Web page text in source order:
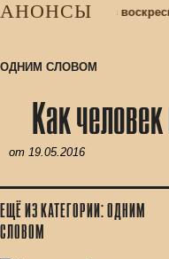
АНОНСЫ
Набор учащихся в
ОДНИМ СЛОВОМ
Как
от 19.05.2016
ЕЩЁ ИЗ КАТЕГОРИИ: ОДНИМ
СЛОВОМ